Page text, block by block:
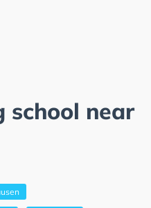
school near